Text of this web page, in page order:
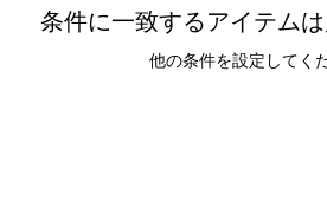
条件に一致するアイテム
他の条件を設定してく